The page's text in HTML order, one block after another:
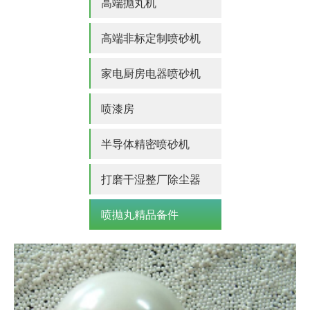
高端抛丸机
高端非标定制喷砂机
家电厨房电器喷砂机
喷漆房
半导体精密喷砂机
打磨干湿整厂除尘器
喷抛丸精品备件